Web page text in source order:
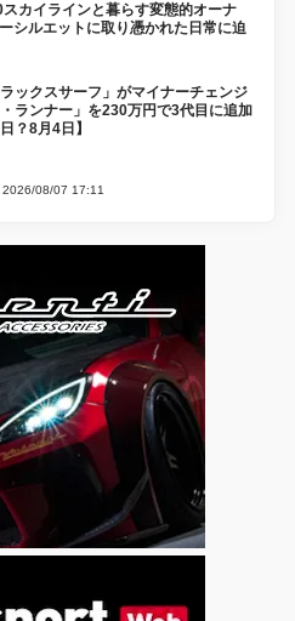
スカイラインと暮らす変態的オーナ
シルエットに取り憑かれた日常に迫
ラックスサーフ」がマイナーチェンジ
ランナー」を230万円で3代目に追加
？8月4日】
2026/08/07 17:11